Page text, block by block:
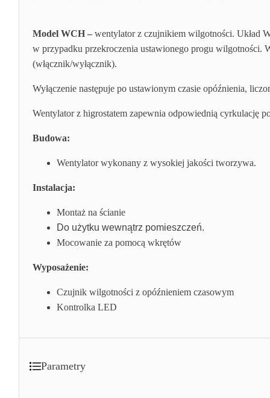
Model WCH – wentylator z czujnikiem wilgotności. Układ
w przypadku przekroczenia ustawionego progu wilgotności.
(włącznik/wyłącznik).
Wyłączenie następuje po ustawionym czasie opóźnienia,
Wentylator z higrostatem zapewnia odpowiednią cyrkulację
Budowa:
Wentylator wykonany z wysokiej jakości tworzywa.
Instalacja:
Montaż na ścianie
Do użytku wewnątrz pomieszczeń.
Mocowanie za pomocą wkrętów
Wyposażenie:
Czujnik wilgotności z opóźnieniem czasowym
Kontrolka LED
Parametry